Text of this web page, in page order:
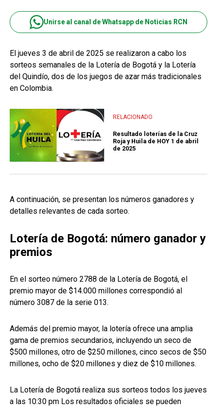
Unirse al canal de Whatsapp de Noticias RCN
El jueves 3 de abril de 2025 se realizaron a cabo los
sorteos semanales de la Lotería de Bogotá y la Lotería
del Quindío, dos de los juegos de azar más tradicionales
en Colombia.
RELACIONADO
Resultado loterías de la Cruz
Roja y Huila de HOY 1 de abril
de 2025
A continuación, se presentan los números ganadores y
detalles relevantes de cada sorteo.
Lotería de Bogotá: número ganador y
premios
En el sorteo número 2788 de la Lotería de Bogotá, el
premio mayor de $14.000 millones correspondió al
número 3087 de la serie 013.
Además del premio mayor, la lotería ofrece una amplia
gama de premios secundarios, incluyendo un seco de
$500 millones, otro de $250 millones, cinco secos de $50
millones, ocho de $20 millones y diez de $10 millones.
La Lotería de Bogotá realiza sus sorteos todos los jueves
a las 10:30 pm Los resultados oficiales se pueden